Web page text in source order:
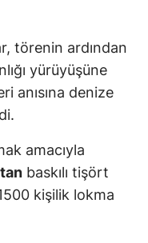
törenin ardından
yürüyüşüne
anısına denize
amacıyla
baskılı tişört
kişilik lokma